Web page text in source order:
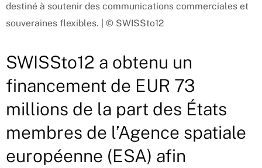
destiné à soutenir des communications commerciales et
souveraines flexibles. | © SWISSto12
SWISSto12 a obtenu un
financement de EUR 73
millions de la part des États
membres de l’Agence spatiale
européenne (ESA) afin